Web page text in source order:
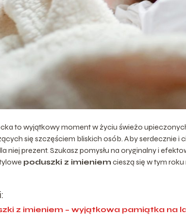
to wyjątkowy moment w życiu świeżo
się szczęściem bliskich osób. Aby serdecznie i
niej prezent. Szukasz pomysłu na oryginalny i
poduszki z imieniem cieszą się w tym
z imieniem – wyjątkowa pamiątka na